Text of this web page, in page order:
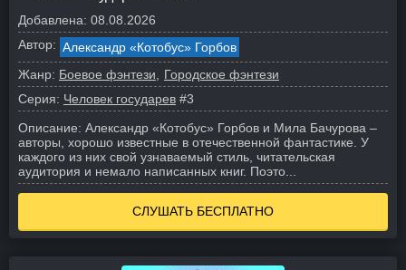
Добавлена: 08.08.2026
Автор: Александр «Котобус» Горбов
Жанр: Боевое фэнтези
Городское фэнтези
Серия: Человек государев #3
Описание: Александр «Котобус» Горбов и Мила Бачурова –
авторы, хорошо известные в отечественной фантастике. У
каждого из них свой узнаваемый стиль, читательская
аудитория и немало написанных книг. Поэто...
СЛУШАТЬ БЕСПЛАТНО